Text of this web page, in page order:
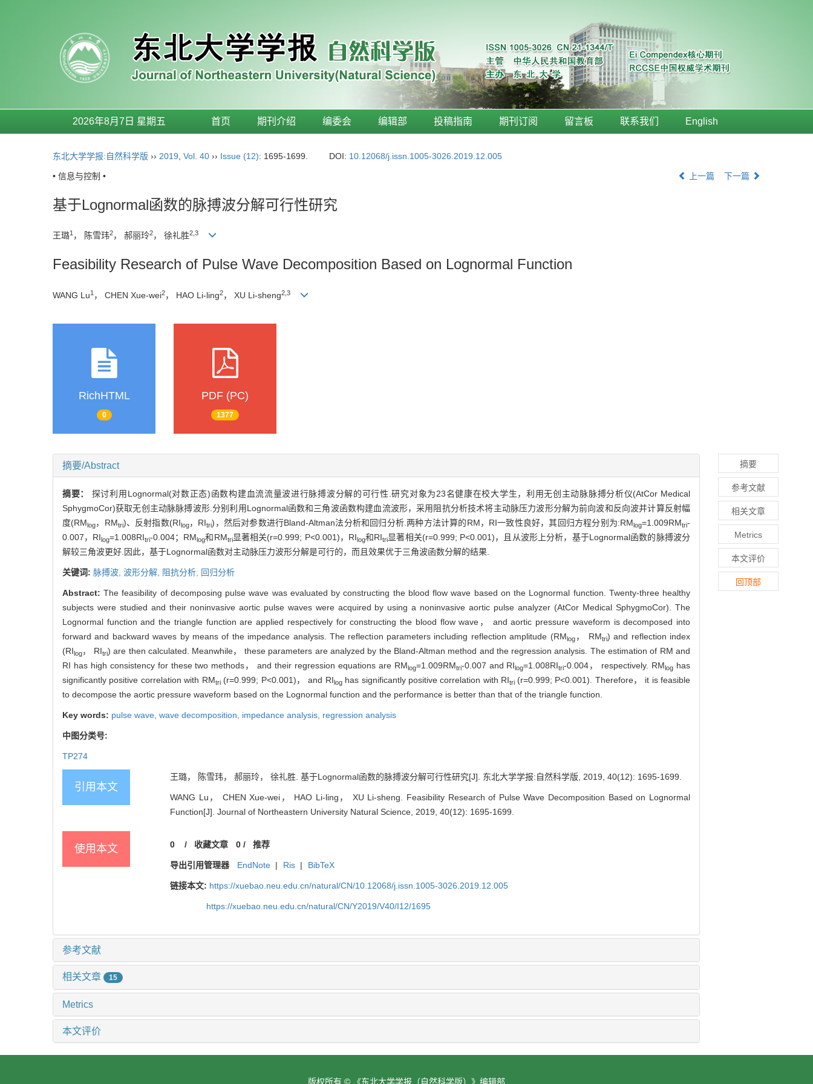
2026年8月7日 星期五 首页 期刊介绍 编委会 编辑部 投稿指南 期刊订阅 留言板 联系我们 English
东北大学学报:自然科学版 ›› 2019 Vol. 40 ›› Issue (12): 1695-1699. DOI: 10.12068/j.issn.1005-3026.2019.12.005
• 信息与控制 • 上一篇 下一篇
基于Lognormal函数的脉搏波分解可行性研究
王璐1 ， 陈雪玮2， 郝丽玲2， 徐礼胜2,3
Feasibility Research of Pulse Wave Decomposition Based on Lognormal Function
WANG Lu1 ， CHEN Xue-wei2， HAO Li-ling2， XU Li-sheng2,3
RichHTML
0
PDF (PC)
1377
摘要/Abstract
摘要： 探讨利用Lognormal(对数正态)函数构建血流流量波进行脉搏波分解的可行性.研究对象为23名健康在校大学生，利用无创主动脉脉搏分析仪(AtCor Medical
SphygmoCor)获取无创主动脉脉搏波形.分别利用Lognormal函数和三角波函数构建血流波形，采用阻抗分析技术将主动脉压力波形分解为前向波和反向波并计算反射幅
度(RMlog，RMtri)、反射指数(RIlog，RItri)，然后对参数进行Bland-Altman法分析和回归分析.两种方法计算的RM，RI一致性良好，其回归方程分别为:RMlog=1.009RMtri-
0.007，RIlog=1.008RItri-0.004；RMlog和RMtri显著相关(r=0.999; P<0.001)，RIlog和RItri显著相关(r=0.999; P<0.001)，且从波形上分析，基于Lognormal函数的脉搏波分
解较三角波更好.因此，基于Lognormal函数对主动脉压力波形分解是可行的，而且效果优于三角波函数分解的结果.
关键词: 脉搏波, 波形分解, 阻抗分析, 回归分析
Abstract:The feasibility of decomposing pulse wave was evaluated by constructing the blood flow wave based on the Lognormal function. Twenty-three healthy
subjects were studied and their noninvasive aortic pulse waves were acquired by using a noninvasive aortic pulse analyzer (AtCor Medical SphygmoCor). The
Lognormal function and the triangle function are applied respectively for constructing the blood flow wave， and aortic pressure waveform is decomposed into
forward and backward waves by means of the impedance analysis. The reflection parameters including reflection amplitude (RMlog， RMtri) and reflection index
(RIlog， RItri) are then calculated. Meanwhile， these parameters are analyzed by the Bland-Altman method and the regression analysis. The estimation of RM and
RI has high consistency for these two methods， and their regression equations are RMlog=1.009RMtri-0.007 and RIlog=1.008RItri-0.004， respectively. RMlog has
significantly positive correlation with RMtri(r=0.999; P<0.001)， and RIloghas significantly positive correlation with RItri (r=0.999; P<0.001). Therefore， it is feasible
to decompose the aortic pressure waveform based on the Lognormal function and the performance is better than that of the triangle function.
Key words: pulse wave, wave decomposition, impedance analysis, regression analysis
中图分类号:
TP274
引用本文
王璐， 陈雪玮， 郝丽玲， 徐礼胜. 基于Lognormal函数的脉搏波分解可行性研究[J]. 东北大学学报:自然科学版, 2019, 40(12): 1695-1699.
WANG Lu， CHEN Xue-wei， HAO Li-ling， XU Li-sheng. Feasibility Research of Pulse Wave Decomposition Based on Lognormal
Function[J]. Journal of Northeastern University Natural Science, 2019, 40(12): 1695-1699.
使用本文 0 / 收藏文章 0/ 推荐
导出引用管理器 EndNote | Ris | BibTeX
链接本文: https://xuebao.neu.edu.cn/natural/CN/10.12068/j.issn.1005-3026.2019.12.005
https://xuebao.neu.edu.cn/natural/CN/Y2019/V40/I12/1695
参考文献
相关文章 15
Metrics
本文评价
摘要
参考文献
相关文章
Metrics
本文评价
回顶部
版权所有 © 《东北大学学报（自然科学版）》编辑部